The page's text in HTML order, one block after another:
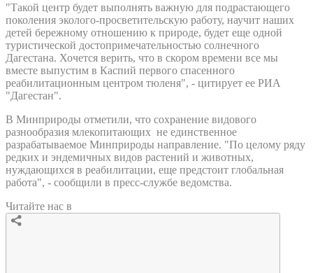
"Такой центр будет выполнять важную для подрастающего
поколения эколого-просветительскую работу, научит наших
детей бережному отношению к природе, будет еще одной
туристической достопримечательностью солнечного
Дагестана. Хочется верить, что в скором времени все мы
вместе выпустим в Каспий первого спасенного
реабилитационным центром тюленя", - цитирует ее РИА
"Дагестан".
В Минприроды отметили, что сохранение видового
разнообразия млекопитающих не единственное
разрабатываемое Минприроды направление. "По целому ряду
редких и эндемичных видов растений и животных,
нуждающихся в реабилитации, еще предстоит глобальная
работа", - сообщили в пресс-службе ведомства.
Читайте нас в